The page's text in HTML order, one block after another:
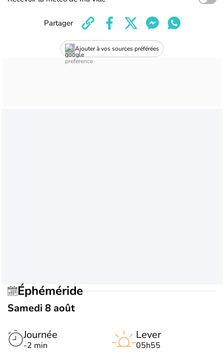
Ajouter à vos sources préférées
Partager
Éphéméride
Samedi 8 août
Journée
-2 min
Lever
05h55